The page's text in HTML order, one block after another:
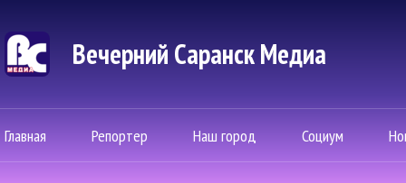
Вечерний Саранск Mедиа
Главная Репортер Наш город Социум